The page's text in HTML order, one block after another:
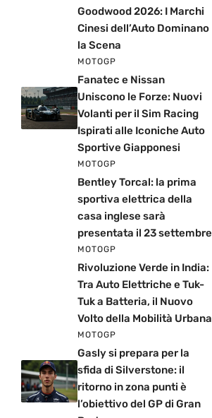
Goodwood 2026: I Marchi
Cinesi dell’Auto Dominano
la Scena
MOTOGP
Fanatec e Nissan
Uniscono le Forze: Nuovi
Volanti per il Sim Racing
Ispirati alle Iconiche Auto
Sportive Giapponesi
MOTOGP
Bentley Torcal: la prima
sportiva elettrica della
casa inglese sarà
presentata il 23 settembre
MOTOGP
Rivoluzione Verde in India:
Tra Auto Elettriche e Tuk-
Tuk a Batteria, il Nuovo
Volto della Mobilità Urbana
MOTOGP
Gasly si prepara per la
sfida di Silverstone: il
ritorno in zona punti è
l’obiettivo del GP di Gran